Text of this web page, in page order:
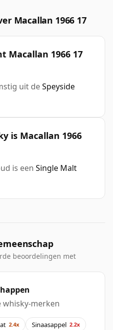
Macallan 1966 17
Macallan 1966 17
uit deSpeyside
is Macallan 1966
is een Single Malt
beoordelingen met
whisky-merken
2.4x Sinaasappel 2.2x